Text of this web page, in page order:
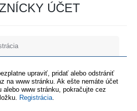
ÚČET
upraviť, pridať alebo odstrániť
na www stránku. Ak ešte nemáte účet
alebo www stránku, pokračujte cez
Registrácia.